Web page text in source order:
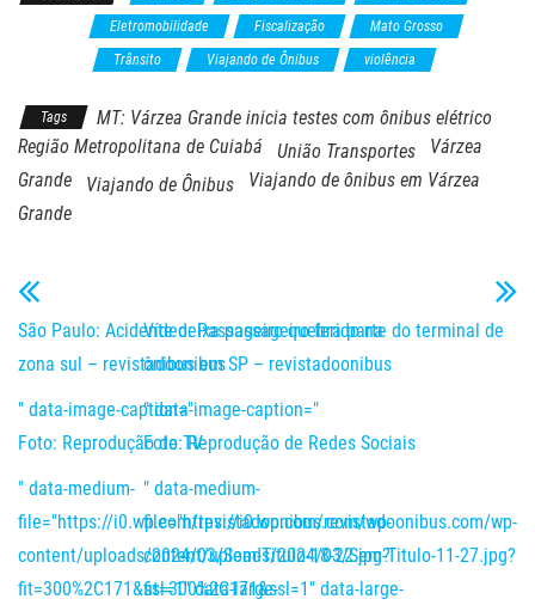
Eletromobilidade Fiscalização
Mato Grosso
Trânsito Viajando de Ônibus violência
Tags
MT: Várzea Grande inicia testes com ônibus elétrico
Região Metropolitana de Cuiabá
União Transportes
Várzea
Grande
Viajando de Ônibus
Viajando de ônibus em Várzea
Grande
São Paulo: Acidente deixa passageiro ferido na
zona sul – revistadoonibus
" data-image-caption="
Foto: Reprodução de TV
" data-medium-
file="https://i0.wp.com/revistadoonibus.com/wp-
content/uploads/2024/03/Sem-Titulo-18-22.jpg?
fit=300%2C171&ssl=1" data-large-
Vídeo: Passageiro quebra parte do terminal de
ônibus em SP – revistadoonibus
" data-image-caption="
Foto: Reprodução de Redes Sociais
" data-medium-
file="https://i0.wp.com/revistadoonibus.com/wp-
content/uploads/2024/03/Sem-Titulo-11-27.jpg?
fit=300%2C171&ssl=1" data-large-